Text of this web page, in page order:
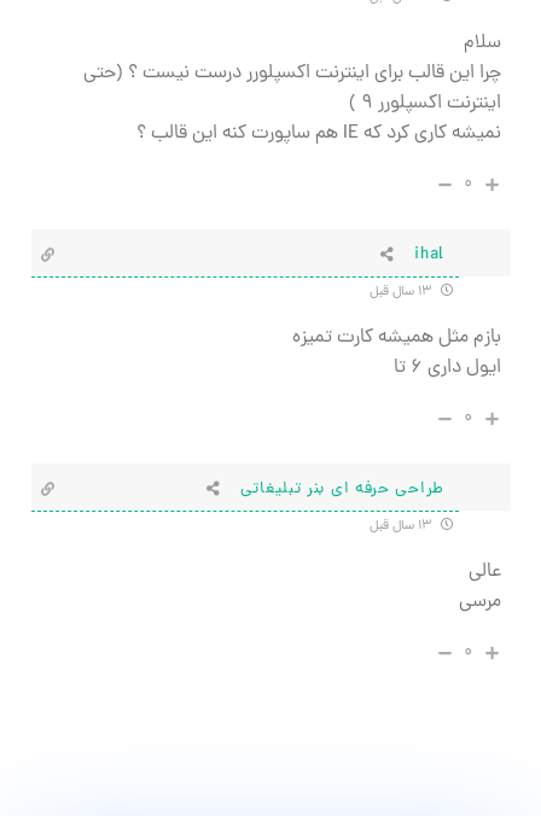
سلام
چرا این قالب برای اینترنت اکسپلورر درست نیست ؟ (حتی
اینترنت اکسپلورر ۹ )
نمیشه کاری کرد که IE هم ساپورت کنه این قالب ؟
۰
ihal
بازم مثل همیشه کارت تمیزه
ایول داری ۶ تا
۰
طراحی حرفه ای بنر تبلیغاتی
عالی
مرسی
۰